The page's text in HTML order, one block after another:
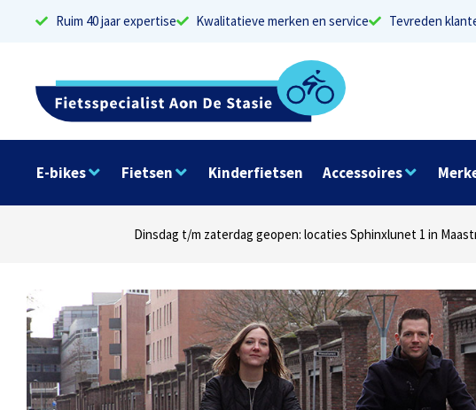
Ruim 40 jaar expertise Kwalitatieve merken en service Tevreden
E-bikes Fietsen Kinderfietsen Accessoires
Dinsdag t/m zaterdag geopen: locaties Sphinxlunet 1 in
Elke dag open: locatie
Onze